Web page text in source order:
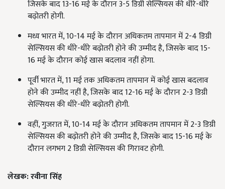
जिसके बाद 13-16 मई के दौरान 3-5 डिग्री सेल्सियस की धीरे-धीरे
बढ़ोतरी होगी.
मध्य भारत में, 10-14 मई के दौरान अधिकतम तापमान में 2-4 डिग्री
सेल्सियस की धीरे-धीरे बढ़ोतरी होने की उम्मीद है, जिसके बाद 15-
16 मई के दौरान कोई खास बदलाव नहीं होगा.
पूर्वी भारत में, 11 मई तक अधिकतम तापमान में कोई खास बदलाव
होने की उम्मीद नहीं है, जिसके बाद 12-16 मई के दौरान 2-3 डिग्री
सेल्सियस की धीरे-धीरे बढ़ोतरी होगी.
वहीं, गुजरात में, 10-14 मई के दौरान अधिकतम तापमान में 2-3 डिग्री
सेल्सियस की बढ़ोतरी होने की उम्मीद है, जिसके बाद 15-16 मई के
दौरान लगभग 2 डिग्री सेल्सियस की गिरावट होगी.
लेखक: रवीना सिंह